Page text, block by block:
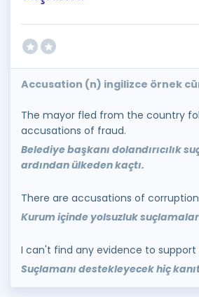
Accusation (n) ingilizce örnek
The mayor fled from the country
accusations of fraud.
Belediye başkanı dolandırıcılık
ardından ülkeden kaçtı.
There are accusations of
Kurum içinde yolsuzluk
I can't find any evidence to
Suçlamanı destekleyecek hiç